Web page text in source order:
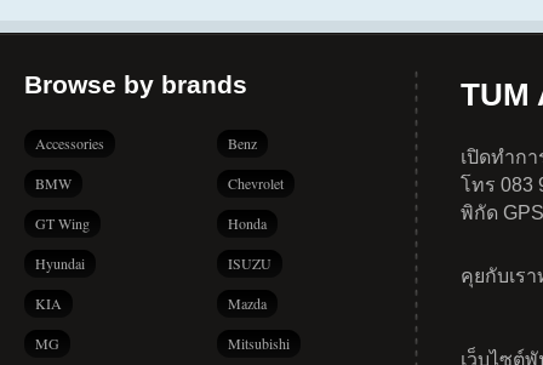
Browse by brands
Accessories Benz
BMW Chevrolet
GT Wing Honda
Hyundai ISUZU
KIA Mazda
MG Mitsubishi
TUM
เปิดทำก
โทร 083
พิกัด
คุยกับเร
เว็บไซต์